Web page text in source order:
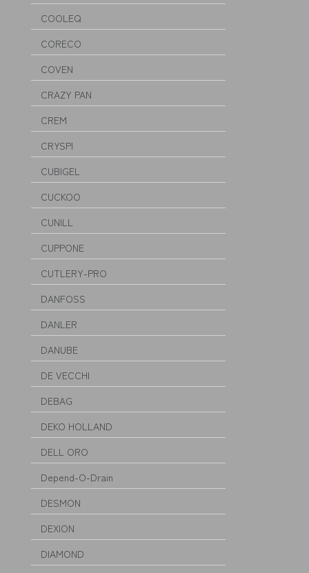
COOLEQ
CORECO
COVEN
CRAZY PAN
CREM
CRYSPI
CUBIGEL
CUCKOO
CUNILL
CUPPONE
CUTLERY-PRO
DANFOSS
DANLER
DANUBE
DE VECCHI
DEBAG
DEKO HOLLAND
DELL ORO
Depend-O-Drain
DESMON
DEXION
DIAMOND